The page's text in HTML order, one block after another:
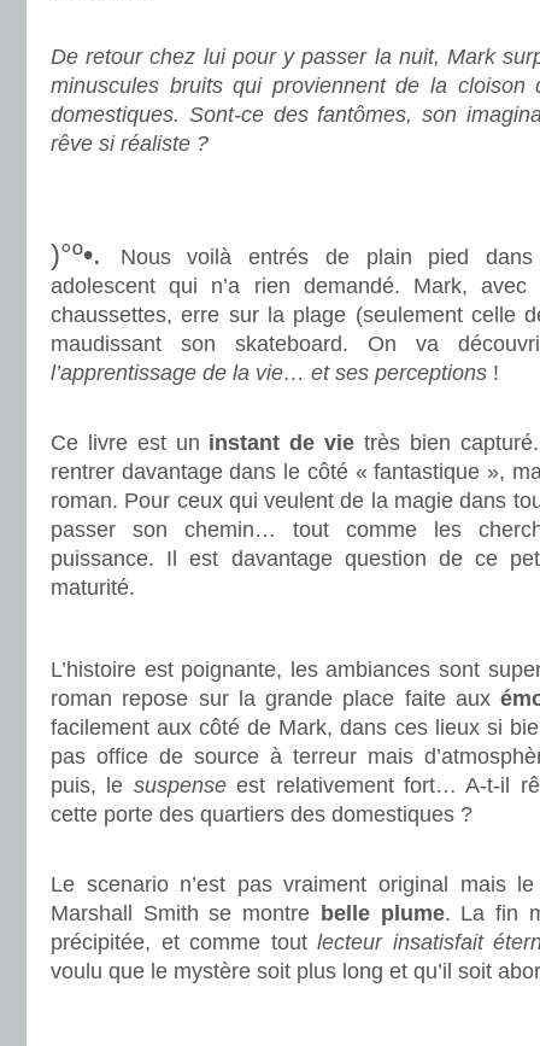
De retour chez lui pour y passer la nuit, Mark
minuscules bruits qui proviennent de la cloison
domestiques. Sont-ce des fantômes, son
rêve si réaliste ?
)°º•.
Nous voilà entrés de plain pied dans
adolescent qui n’a rien demandé. Mark,
chaussettes, erre sur la plage (seulement celle
maudissant son skateboard. On va
l’apprentissage de la vie… et ses perceptions !
Ce livre est un instant de vie très bien
rentrer davantage dans le côté « fantastique »,
roman. Pour ceux qui veulent de la magie dans
passer son chemin… tout comme les
puissance. Il est davantage question de ce
maturité.
L’histoire est poignante, les ambiances sont
roman repose sur la grande place faite aux
facilement aux côté de Mark, dans ces lieux si
pas office de source à terreur mais
puis, le suspenseest relativement fort… A-t-il
cette porte des quartiers des domestiques ?
Le scenario n’est pas vraiment original mais
Marshall Smith se montre belle plume. La fin
précipitée, et comme tout lecteur insatisfait
voulu que le mystère soit plus long et qu’il soit